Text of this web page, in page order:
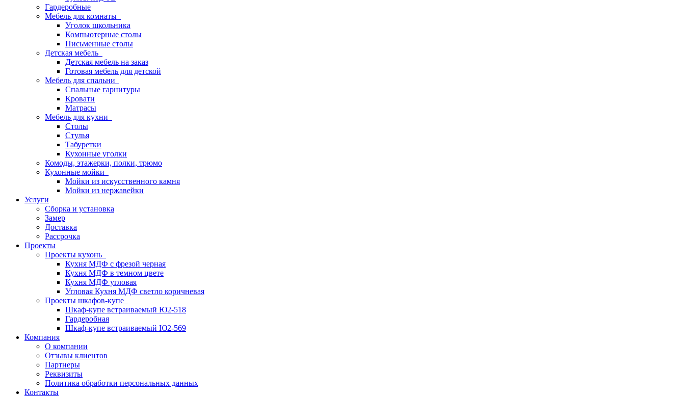
Гардеробные
Мебель для комнаты
Уголок школьника
Компьютерные столы
Письменные столы
Детская мебель
Детская мебель на заказ
Готовая мебель для детской
Мебель для спальни
Спальные гарнитуры
Кровати
Матрасы
Мебель для кухни
Столы
Стулья
Табуретки
Кухонные уголки
Комоды, этажерки, полки, трюмо
Кухонные мойки
Мойки из искусственного камня
Мойки из нержавейки
Услуги
Сборка и установка
Замер
Доставка
Рассрочка
Проекты
Проекты кухонь
Кухня МДФ с фрезой черная
Кухня МДФ в темном цвете
Кухня МДФ угловая
Угловая Кухня МДФ светло коричневая
Проекты шкафов-купе
Шкаф-купе встраиваемый Ю2-518
Гардеробная
Шкаф-купе встраиваемый Ю2-569
Компания
О компании
Отзывы клиентов
Партнеры
Реквизиты
Политика обработки персональных данных
Контакты